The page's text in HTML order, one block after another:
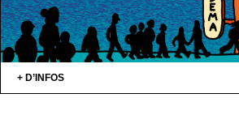
+ D’INFOS